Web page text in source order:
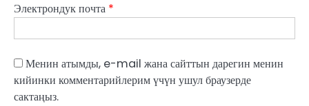
Электрондук почта *
Менин атымды, e-mail жана сайттын дарегин менин
кийинки комментарийлерим үчүн ушул браузерде
сактаңыз.